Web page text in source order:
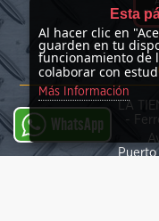
LA
-
WhatsApp
Esta
Al hacer clic en
guarden en tu
funcionamiento de
colaborar con
Más Información